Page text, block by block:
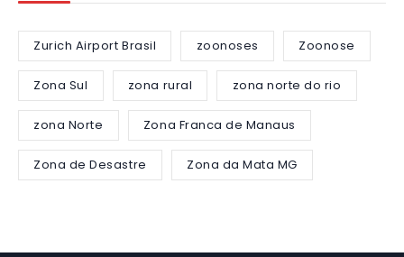
Zurich Airport Brasil zoonoses Zoonose
Zona Sul zona rural zona norte do rio
zona Norte Zona Franca de Manaus
Zona de Desastre Zona da Mata MG